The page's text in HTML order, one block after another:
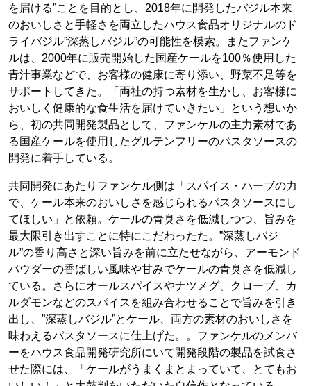
を届ける”ことを目的とし、2018年に開発したバジル本来
のおいしさと手軽さを両立したハウス食品オリジナルのド
ライバジル”深蒸しバジル”の可能性を模索。またファンケ
ルは、2000年に販売開始した国産ケールを100％使用した
青汁事業などで、お客様の健康に寄り添い、野菜不足等を
サポートしてきた。「両社の持つ素材を生かし、お客様に
おいしく健康的な食生活を届けていきたい」という想いか
ら、初の共同開発製品として、ファンケルの主力素材であ
る国産ケールを使用したグルテンフリーのパスタソースの
開発に着手している。
共同開発にあたりファンケル側は「スパイス・ハーブの力
で、ケール本来のおいしさを感じられるパスタソースにし
てほしい」と依頼。ケールの青臭さを低減しつつ、旨みを
最大限引き出すことに特にこだわったた。”深蒸しバジ
ル”の香り高さと深い旨みを前に立たせながら、アーモンド
パウダーの香ばしい風味や甘みでケールの青臭さを低減し
ている。さらにオールスパイスやナツメグ、クローブ、カ
ルダモンなどのスパイスを組み合わせることで旨みを引き
出し、”深蒸しバジル”とケール、両方の素材のおいしさを
味わえるパスタソースに仕上げた。。ファンケルのメンバ
ーをハウス食品開発研究所にいて開発段階の製品を試食さ
せた際には、「ケールがうまくまとまっていて、とてもお